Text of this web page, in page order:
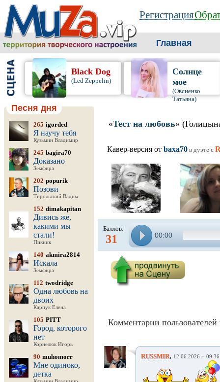
Регистрация
Главная
Black Dog
(Led Zeppelin)
Солнце
мое
(Овсиенко
Татьяна)
Песня дня
265 igorded
Я научу тебя
Кузьмин Владимир
245 bagira70
Доказано
Земфира
202 popurik
Позови
Тирольский Вадим
152 dimakapitan
Дивись же,
какими мы
стали!
Пикник
140 akmira2814
Искала
Земфира
112 twodridge
Одна любовь на
двоих
Карпук Елена
105 PITT
Город, которого
нет
Корнелюк Игорь
90 muhomorr
Мне одиноко,
детка
«Тест на любовь»
Кавер-версия от baxa70 в дуэте c
Баллов:
31 00:00
Комментарии пользователей
RUSSMIR, 12.06.2026 г. 09:36